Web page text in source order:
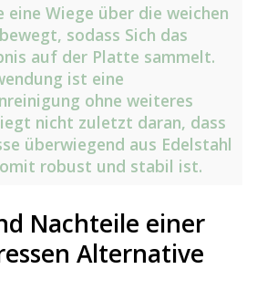
eine Wiege über die weichen
sodass Sich das
auf der Platte sammelt.
ist eine
ohne weiteres
nicht zuletzt daran, dass
überwiegend aus Edelstahl
robust und stabil ist.
Nachteile einer
Alternative